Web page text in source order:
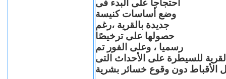
احتجاجا على البدء فى
وضع أساسات كنيسة
جديدة بالقرية ،رغم
حصولها على ترخيصًا
رسميا ، وعلى الفور تم
للسيطرة على الأحداث التى